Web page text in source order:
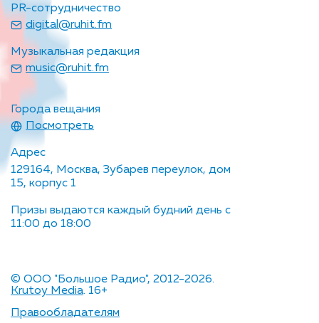
PR-сотрудничество
digital@ruhit.fm
Музыкальная редакция
music@ruhit.fm
Города вещания
Посмотреть
Адрес
129164, Москва, Зубарев переулок, дом
15, корпус 1
Призы выдаются каждый будний день с
11:00 до 18:00
© ООО "Большое Радио", 2012-2026.
Krutoy Media. 16+
Правообладателям